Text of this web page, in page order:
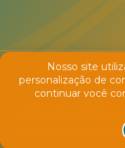
© 2026 ROSSETTI
03.158.710/0001-32 -
Nosso site
personalização de
continuar você